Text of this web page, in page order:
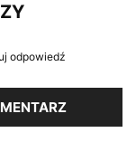
odpowiedź